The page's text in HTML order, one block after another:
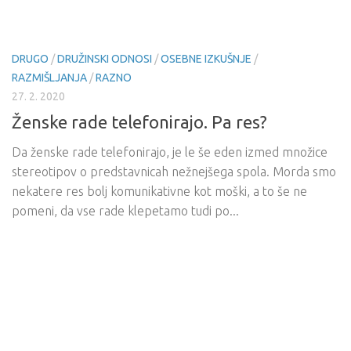
DRUGO /DRUŽINSKI ODNOSI /OSEBNE IZKUŠNJE /
RAZMIŠLJANJA /RAZNO
27. 2. 2020
Ženske rade telefonirajo. Pa res?
Da ženske rade telefonirajo, je le še eden izmed množice
stereotipov o predstavnicah nežnejšega spola. Morda smo
nekatere res bolj komunikativne kot moški, a to še ne
pomeni, da vse rade klepetamo tudi po...